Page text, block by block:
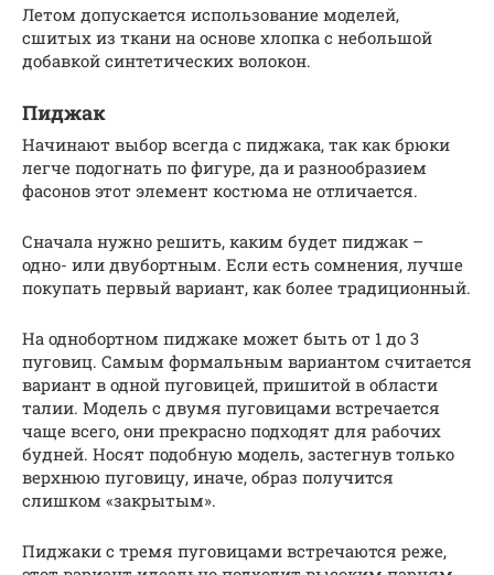
Летом допускается использование моделей,
сшитых из ткани на основе хлопка с небольшой
добавкой синтетических волокон.
Пиджак
Начинают выбор всегда с пиджака, так как брюки
легче подогнать по фигуре, да и разнообразием
фасонов этот элемент костюма не отличается.
Сначала нужно решить, каким будет пиджак –
одно- или двубортным. Если есть сомнения, лучше
покупать первый вариант, как более традиционный.
На однобортном пиджаке может быть от 1 до 3
пуговиц. Самым формальным вариантом считается
вариант в одной пуговицей, пришитой в области
талии. Модель с двумя пуговицами встречается
чаще всего, они прекрасно подходят для рабочих
будней. Носят подобную модель, застегнув только
верхнюю пуговицу, иначе, образ получится
слишком «закрытым».
Пиджаки с тремя пуговицами встречаются реже,